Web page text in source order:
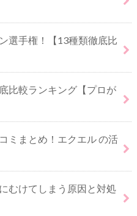
選手権！【13種類徹底比
比較ランキング【プロが
ミまとめ！エクエル の活
むけてしまう原因と対処